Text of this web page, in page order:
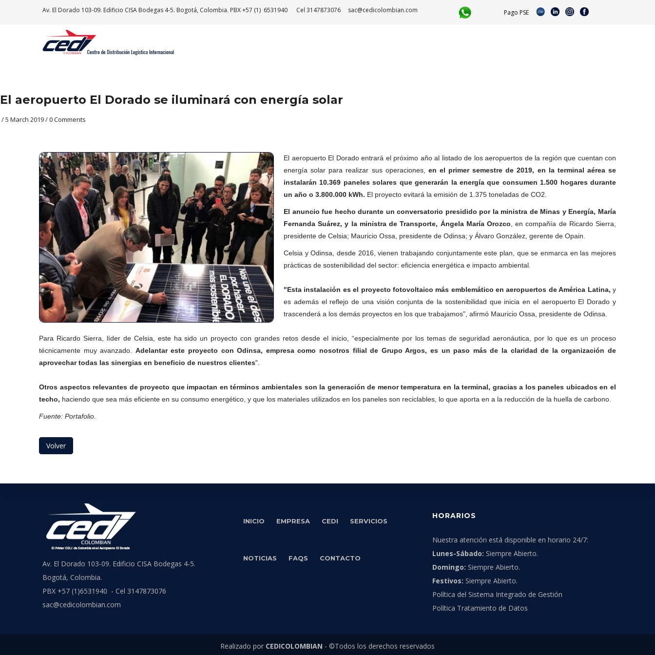
Av. El Dorado 103-09. Edificio CISA Bodegas 4-5. Bogotá, Colombia. PBX +57 (1) 6531940 Cel 3147873076 sac@cedicolombian.com Pago PSE​ ​
El aeropuerto El Dorado se iluminará con energía solar
/5 March 2019/0 Comments
El aeropuerto El Dorado entrará el próximo año al listado de los aeropuertos de la región que cuentan con
energía solar para realizar sus operaciones, en el primer semestre de 2019, en la terminal aérea se
instalarán 10.369 paneles solares que generarán la energía que consumen 1.500 hogares durante
un año o 3.800.000 kWh. El proyecto evitará la emisión de 1.375 toneladas de CO2.
El anuncio fue hecho durante un conversatorio presidido por la ministra de Minas y Energía, María
Fernanda Suárez, y la ministra de Transporte, Ángela María Orozco , en compañía de Ricardo Sierra,
presidente de Celsia; Mauricio Ossa, presidente de Odinsa; y Álvaro González, gerente de Opain.
Celsia y Odinsa, desde 2016, vienen trabajando conjuntamente este plan, que se enmarca en las mejores
prácticas de sostenibilidad del sector: eficiencia energética e impacto ambiental.
"Esta instalación es el proyecto fotovoltaico más emblemático en aeropuertos de América Latina, y
es además el reflejo de una visión conjunta de la sostenibilidad que inicia en el aeropuerto El Dorado y
trascenderá a los demás proyectos en los que trabajamos", afirmó Mauricio Ossa, presidente de Odinsa.
Para Ricardo Sierra, líder de Celsia, este ha sido un proyecto con grandes retos desde el inicio, “especialmente por los temas de seguridad aeronáutica, por lo que es un proceso
técnicamente muy avanzado.
Adelantar este proyecto con Odinsa, empresa como nosotros filial de Grupo Argos, es un paso más de la claridad de la organización de
aprovechar todas las sinergias en beneficio de nuestros clientes".
Otros aspectos relevantes de proyecto que impactan en términos ambientales son la generación de menor temperatura en la terminal, gracias a los paneles ubicados en el
techo, haciendo que sea más eficiente en su consumo energético, y que los materiales utilizados en los paneles son reciclables, lo que aporta en a la reducción de la huella de carbono.
Fuente: Portafolio.
Volver
Av. El Dorado 103-09. Edificio CISA Bodegas 4-5.
Bogotá, Colombia.
PBX +57 (1)6531940 - Cel 3147873076
sac@cedicolombian.com
MENU
INICIO EMPRESA CEDI SERVICIOS
NOTICIAS FAQS CONTACTO
HORARIOS
Nuestra atención está disponible en horario 24/7:
Lunes-Sábado: Siempre Abierto.
Domingo: Siempre Abierto.
Festivos: Siempre Abierto.
Política del Sistema Integrado de Gestión
Política Tratamiento de Datos
Realizado por CEDICOLOMBIAN - ©Todos los derechos reservados